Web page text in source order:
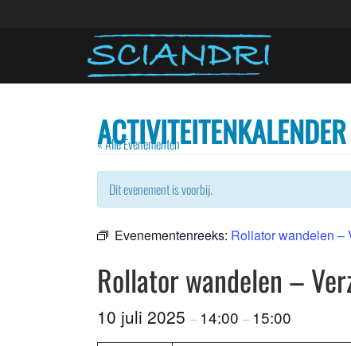
ACTIVITEITENKALENDER
« Alle Evenementen
Dit evenement is voorbij.
Evenementenreeks: Rollator wandelen –
Rollator wandelen –
10 juli 2025 – 14:00 – 15:00